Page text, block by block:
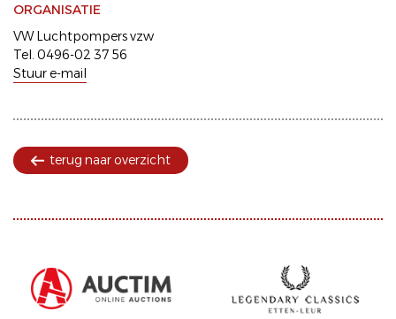
ORGANISATIE
VW Luchtpompers vzw
Tel. 0496-02 37 56
Stuur e-mail
terug naar overzicht